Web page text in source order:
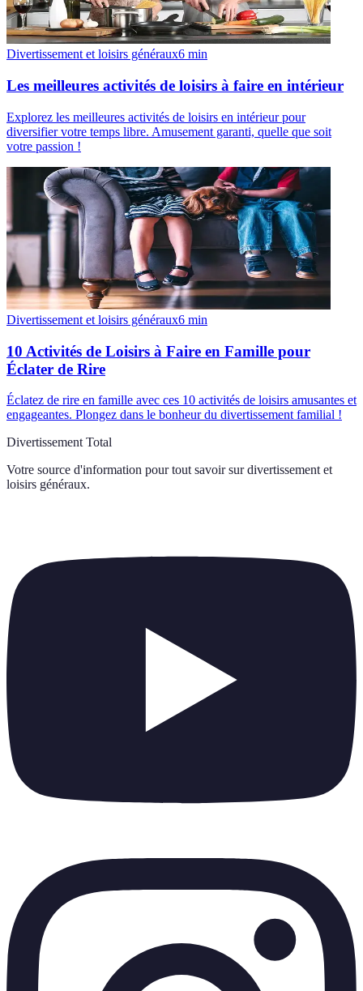
Divertissement et loisirs généraux6 min
Les meilleures activités de loisirs à faire en intérieur
Explorez les meilleures activités de loisirs en intérieur pour
diversifier votre temps libre. Amusement garanti, quelle que soit
votre passion !
Divertissement et loisirs généraux6 min
10 Activités de Loisirs à Faire en Famille pour
Éclater de Rire
Éclatez de rire en famille avec ces 10 activités de loisirs amusantes et
engageantes. Plongez dans le bonheur du divertissement familial !
Divertissement Total
Votre source d'information pour tout savoir sur divertissement et
loisirs généraux.